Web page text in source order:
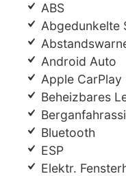
ABS
Abgedunkelte
Android Auto
Apple CarPlay
Beheizbares
Bluetooth
ESP
Elektr.